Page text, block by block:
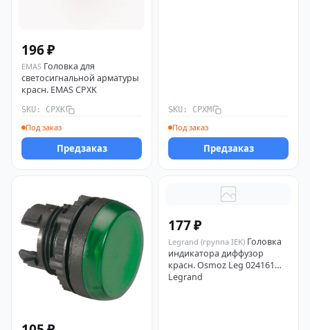
196 ₽
EMAS Головка для
светосигнальной арматуры
красн. EMAS CPXK
SKU: CPXK
Под заказ
Предзаказ
SKU: CPXM
Под заказ
Предзаказ
177 ₽
Legrand (группа IEK) Головка
индикатора диффузор
красн. Osmoz Leg 024161
Legrand